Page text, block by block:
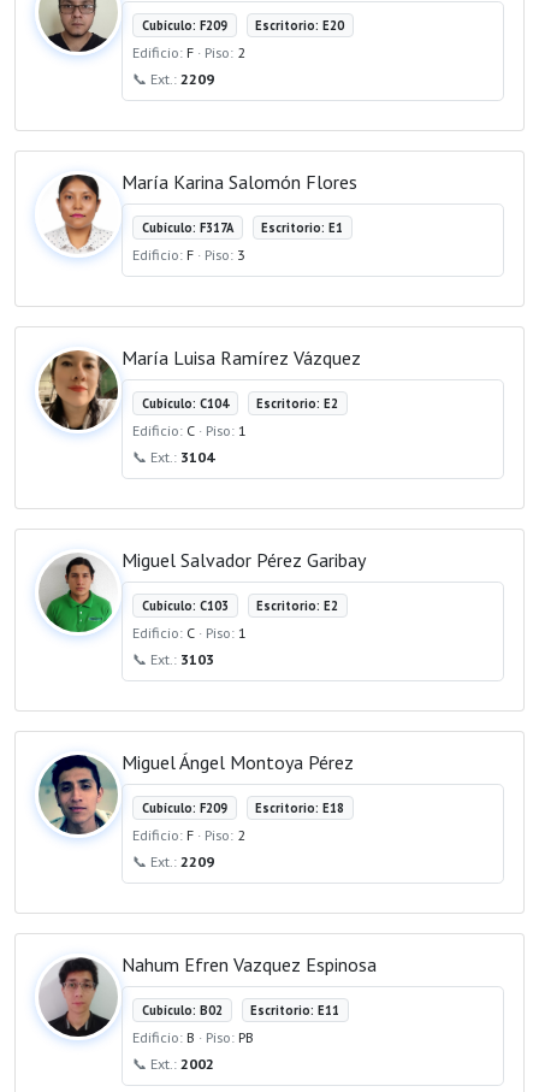
Cubículo: F209 Escritorio: E20
Edificio: F · Piso: 2
📞 Ext.: 2209
María Karina Salomón Flores
Cubículo: F317A Escritorio: E1
Edificio: F · Piso: 3
María Luisa Ramírez Vázquez
Cubículo: C104 Escritorio: E2
Edificio: C · Piso: 1
📞 Ext.: 3104
Miguel Salvador Pérez Garibay
Cubículo: C103 Escritorio: E2
Edificio: C · Piso: 1
📞 Ext.: 3103
Miguel Ángel Montoya Pérez
Cubículo: F209 Escritorio: E18
Edificio: F · Piso: 2
📞 Ext.: 2209
Nahum Efren Vazquez Espinosa
Cubículo: B02 Escritorio: E11
Edificio: B · Piso: PB
📞 Ext.: 2002